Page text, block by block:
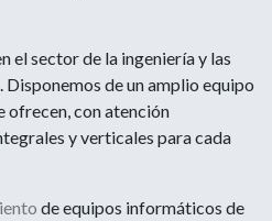
el sector de la ingeniería y las
de un amplio equipo
ofrecen, con atención
y verticales para cada
de equipos informáticos de